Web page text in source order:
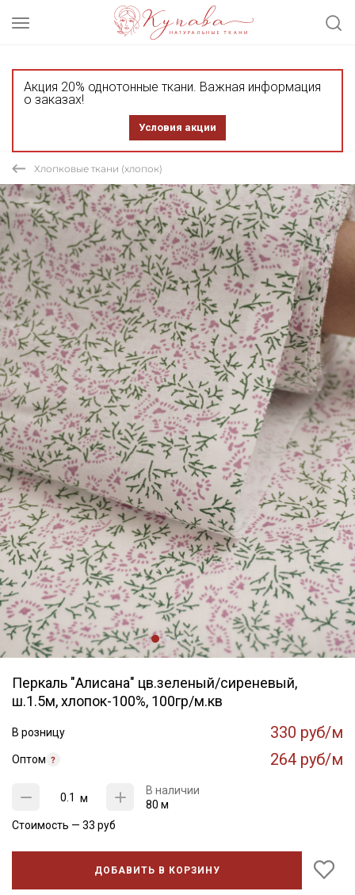
Акция 20% однотонные ткани. Важная информация
о заказах!
Условия акции
Хлопковые ткани (хлопок)
Перкаль "Алисана" цв.зеленый/сиреневый,
ш.1.5м, хлопок-100%, 100гр/м.кв
В розницу 330 руб/м
Оптом 264 руб/м
м
В наличии
80 м
Стоимость — 33 руб
ДОБАВИТЬ В КОРЗИНУ